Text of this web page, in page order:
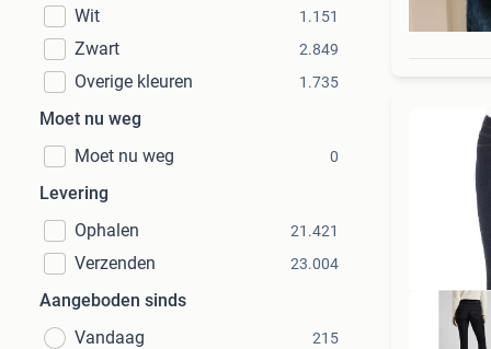
Wit 1.151
Zwart 2.849
Overige kleuren 1.735
Moet nu weg
Moet nu weg
0
Levering
Ophalen
21.421
Verzenden 23.004
Aangeboden sinds
Vandaag
215